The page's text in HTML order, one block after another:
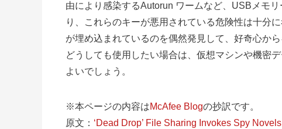
由により感染するAutorun ワームなど、USBメモ
り、これらのキーが悪用されている危険性は十分
が埋め込まれているのを偶然発見して、好奇心か
どうしても使用したい場合は、仮想マシンや機密
よいでしょう。
※本ページの内容はMcAfee Blogの抄訳です。
原文： ‘Dead Drop’ File Sharing Invokes Spy